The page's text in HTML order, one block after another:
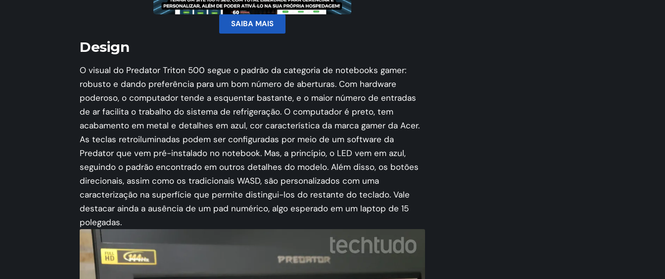
SAIBA MAIS
Design
O visual do Predator Triton 500 segue o padrão da categoria de notebooks gamer:
robusto e dando preferência para um bom número de aberturas. Com hardware
poderoso, o computador tende a esquentar bastante, e o maior número de entradas
de ar facilita o trabalho do sistema de refrigeração. O computador é preto, tem
acabamento em metal e detalhes em azul, cor característica da marca gamer da Acer.
As teclas retroiluminadas podem ser configuradas por meio de um software da
Predator que vem pré-instalado no notebook. Mas, a princípio, o LED vem em azul,
seguindo o padrão encontrado em outros detalhes do modelo. Além disso, os botões
direcionais, assim como os tradicionais WASD, são personalizados com uma
caracterização na superfície que permite distingui-los do restante do teclado. Vale
destacar ainda a ausência de um pad numérico, algo esperado em um laptop de 15
polegadas.